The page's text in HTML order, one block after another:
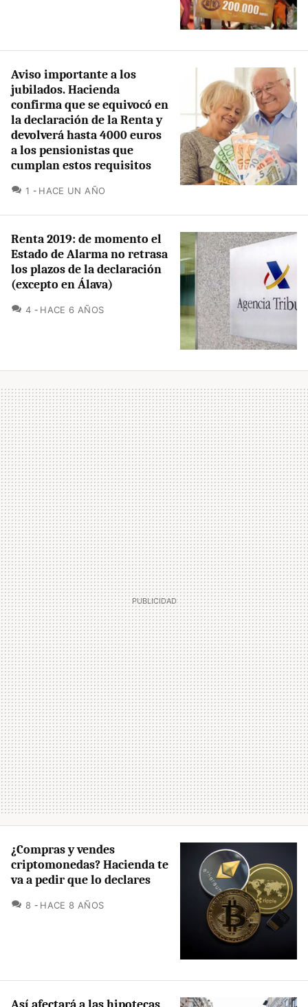
Aviso importante a los
jubilados. Hacienda
confirma que se equivocó en
la declaración de la Renta y
devolverá hasta 4000 euros
a los pensionistas que
cumplan estos requisitos
1 COMENTARIOS
HACE UN AÑO
Renta 2019: de momento el
Estado de Alarma no retrasa
los plazos de la declaración
(excepto en Álava)
4 COMENTARIOS
HACE 6 AÑOS
¿Compras y vendes
criptomonedas? Hacienda te
va a pedir que lo declares
8 COMENTARIOS
HACE 8 AÑOS